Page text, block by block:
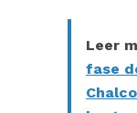
Leer
fase